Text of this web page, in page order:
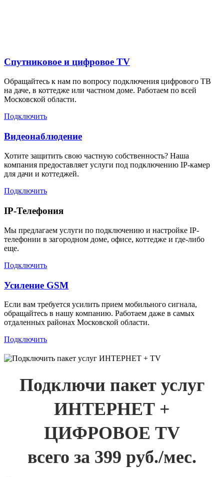
Спутниковое и цифровое TV
Обращайтесь к нам по вопросу подключения цифрового ТВ
на даче, в коттедже или частном доме. Работаем по всей
Московской области.
Подключить
Видеонаблюдение
Хотите защитить свою частную собственность? Наша
компания предоставляет услуги под подключению IP-камер
для дачи и коттеджей.
Подключить
IP-Телефония
Мы предлагаем услуги по подключению и настройке IP-
телефонии в загородном доме, офисе, коттедже и где-либо
еще.
Подключить
Усиление GSM
Если вам требуется усилить прием мобильного сигнала,
обращайтесь в нашу компанию. Работаем даже в самых
отдаленных районах Московской области.
Подключить
Подключи пакет услуг
ИНТЕРНЕТ +
ЦИФРОВОЕ TV
всего за 399 руб./мес.